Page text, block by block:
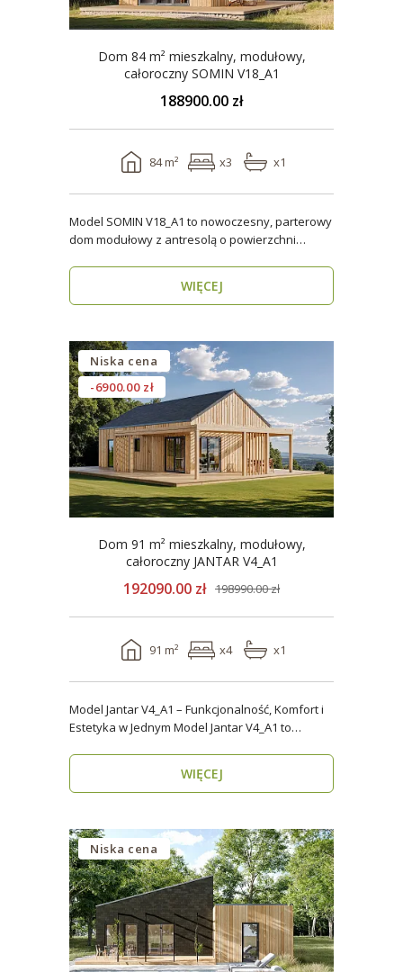
Dom 84 m² mieszkalny, modułowy,
całoroczny SOMIN V18_A1
188900.00 zł
84 m² x3 x1
Model SOMIN V18_A1 to nowoczesny, parterowy
dom modułowy z antresolą o powierzchni
WIĘCEJ
Niska cena
-6900.00 zł
Dom 91 m² mieszkalny, modułowy,
całoroczny JANTAR V4_A1
192090.00 zł 198990.00 zł
91 m² x4 x1
Model Jantar V4_A1 – Funkcjonalność, Komfort i
Estetyka w Jednym Model Jantar V4_A1 to
WIĘCEJ
Niska cena